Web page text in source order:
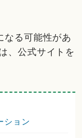
なる可能性があ
、公式サイトを
ション